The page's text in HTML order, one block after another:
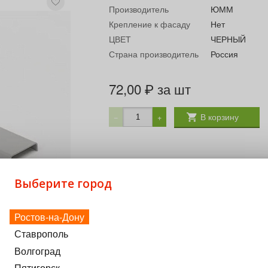
Производитель
ЮММ
Крепление к фасаду
Нет
ЦВЕТ
ЧЕРНЫЙ
Страна производитель
Россия
72,00 ₽ за шт
− + В корзину
Выберите город
Ростов-на-Дону
Ставрополь
Волгоград